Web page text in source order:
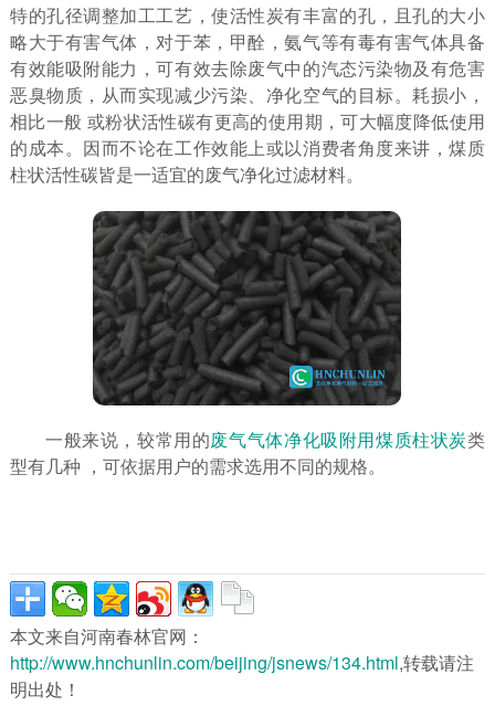
特的孔径调整加工工艺，使活性炭有丰富的孔，且孔的大小
略大于有害气体，对于苯，甲酫，氨气等有毒有害气体具备
有效能吸附能力，可有效去除废气中的汽态污染物及有危害
恶臭物质，从而实现减少污染、净化空气的目标。耗损小，
相比一般 或粉状活性碳有更高的使用期，可大幅度降低使用
的成本。因而不论在工作效能上或以消费者角度来讲，煤质
柱状活性碳皆是一适宜的废气净化过滤材料。
一般来说，较常用的废气气体净化吸附用煤质柱状炭类
型有几种 ，可依据用户的需求选用不同的规格。
本文来自河南春林官网：
http://www.hnchunlin.com/beijing/jsnews/134.html,转载请注
明出处！